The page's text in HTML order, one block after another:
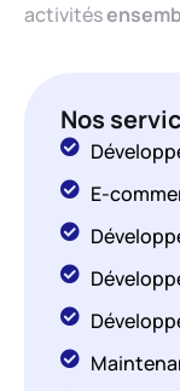
activités
Nos
E-